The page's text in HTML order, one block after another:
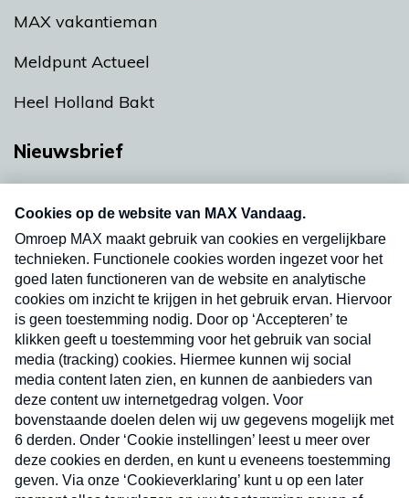
MAX vakantieman
Meldpunt Actueel
Heel Holland Bakt
Nieuwsbrief
nieuwsbrief. Elke vrijdag- en dinsdagochtend in
uw mailbox.
Verzend
Nieuwsbrief
Neem hier een gratis abonnement op onze